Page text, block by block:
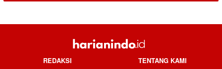
REDAKSI
TENTANG KAMI